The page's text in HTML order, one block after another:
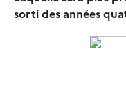
sorti des années